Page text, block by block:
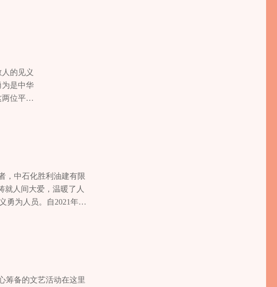
的见义
为是中华
位平凡
点赞。
家纷纷
想起来，
受‘学习
都是源自
工作的
个好员
爱。“世
，中石化胜利油建有限
人间大爱，温暖了人
勇为人员。自2021年以
项，有助于进一步弘扬
高度重视“好人”选树工
诗永、杨勇、张道成、
筹备的文艺活动在这里